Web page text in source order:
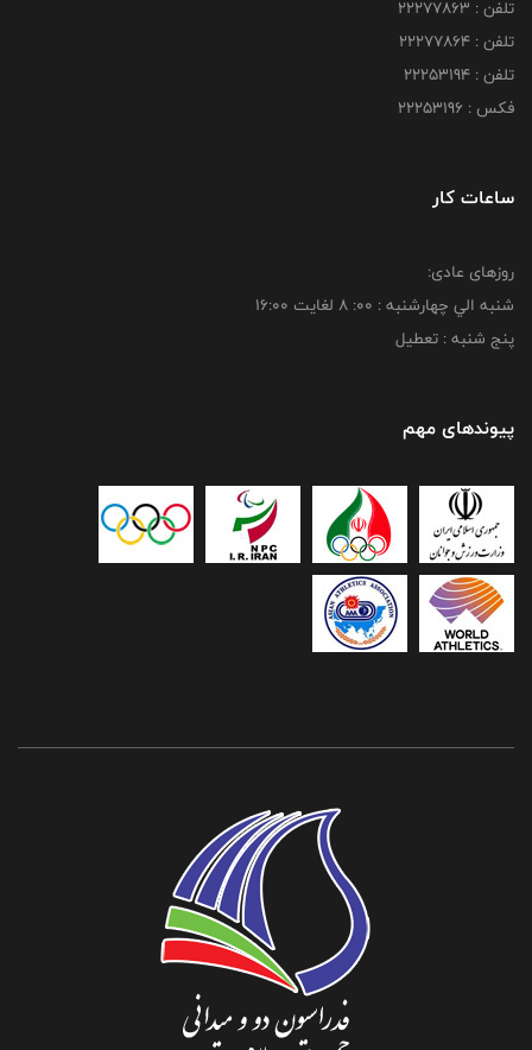
تلفن : 22277863
تلفن : 22277864
تلفن : 22253194
فکس : 22253196
ساعات کار
روزهای عادی:
شنبه الي چهارشنبه : 00: 8 لغايت 16:00
پنج شنبه : تعطیل
پیوندهای مهم